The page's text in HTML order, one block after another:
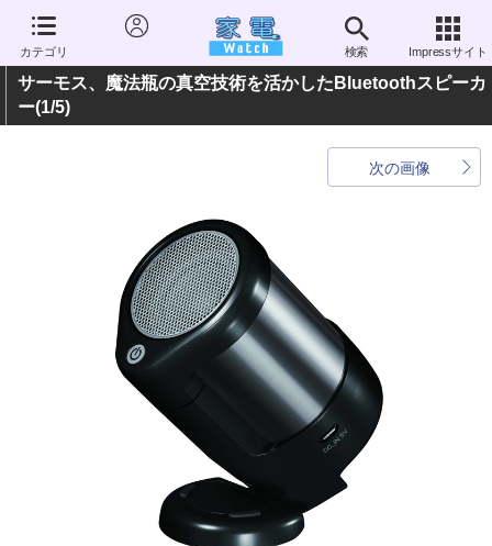
カテゴリ 検索 Impressサイト
サーモス、魔法瓶の真空技術を活かしたBluetoothスピーカ
ー(1/5)
次の画像